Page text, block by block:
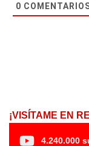
0
¡VISÍTAME EN
4.240.000